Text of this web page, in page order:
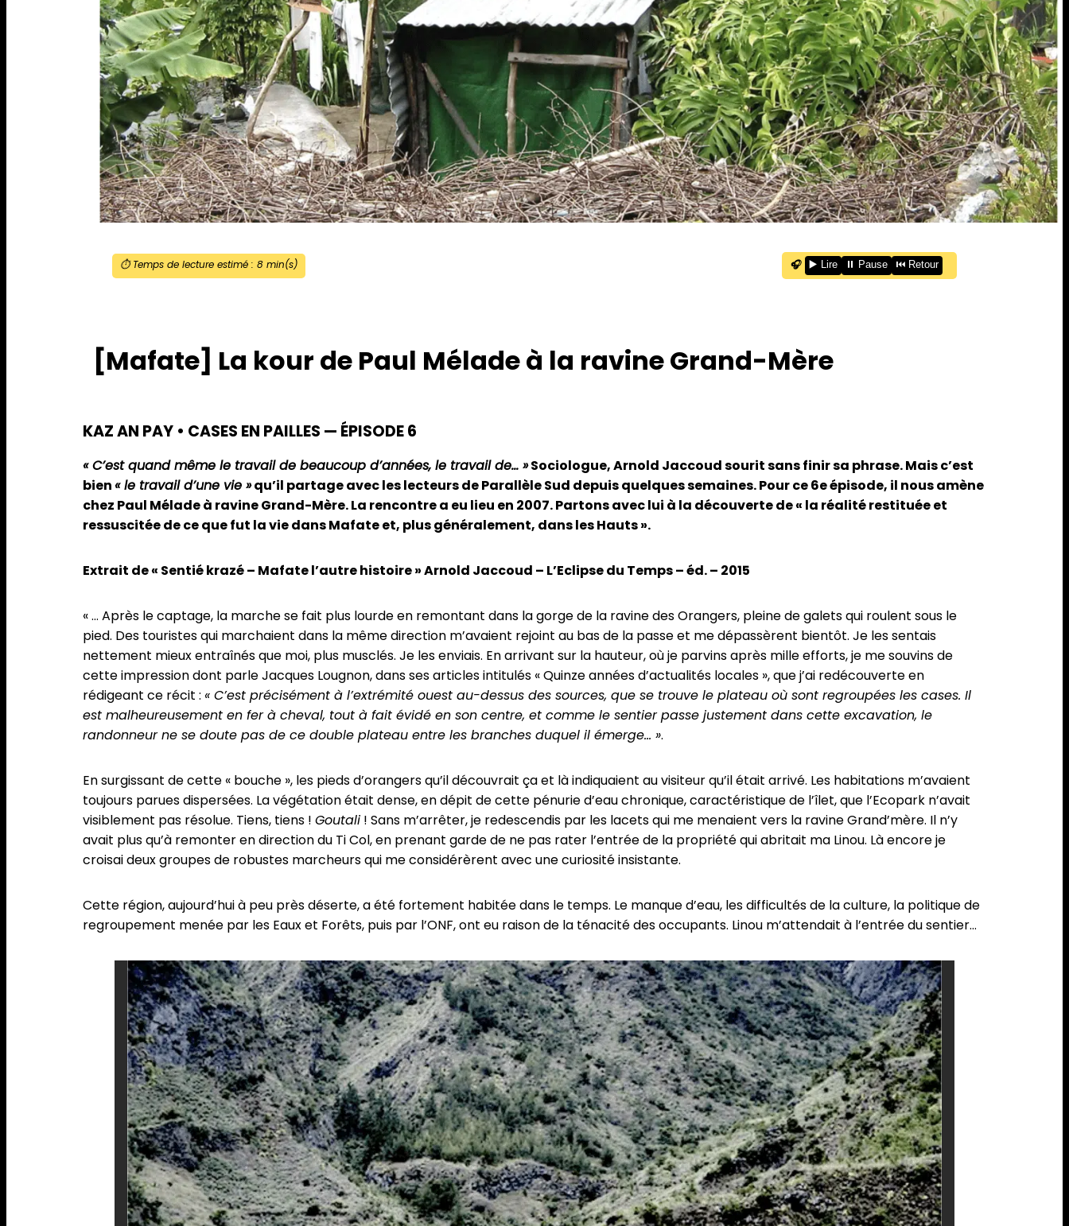
⏱️ Temps de lecture estimé : 8min(s) 🎧 ▶️ Lire ⏸️ Pause ⏮️ Retour
[Mafate] La kour de Paul Mélade à la ravine Grand-Mère
KAZ AN PAY • CASES EN PAILLES — ÉPISODE 6
« C’est quand même le travail de beaucoup d’années, le travail de… »Sociologue, Arnold Jaccoud sourit sans finir sa phrase. Mais c’est
bien« le travail d’une vie »qu’il partage avec les lecteurs de Parallèle Sud depuis quelques semaines. Pour ce 6e épisode, il nous amène
chez Paul Mélade à ravine Grand-Mère. La rencontre a eu lieu en 2007. Partons avec lui à la découverte de « la réalité restituée et
ressuscitée de ce que fut la vie dans Mafate et, plus généralement, dans les Hauts ».
Extrait de « Sentié krazé – Mafate l’autre histoire » Arnold Jaccoud – L’Eclipse du Temps – éd. – 2015
« … Après le captage, la marche se fait plus lourde en remontant dans la gorge de la ravine des Orangers, pleine de galets qui roulent sous le
pied. Des touristes qui marchaient dans la même direction m’avaient rejoint au bas de la passe et me dépassèrent bientôt. Je les sentais
nettement mieux entraînés que moi, plus musclés. Je les enviais. En arrivant sur la hauteur, où je parvins après mille efforts, je me souvins de
cette impression dont parle Jacques Lougnon, dans ses articles intitulés « Quinze années d’actualités locales », que j’ai redécouverte en
rédigeant ce récit : « C’est précisément à l’extrémité ouest au-dessus des sources, que se trouve le plateau où sont regroupées les cases. Il
est malheureusement en fer à cheval, tout à fait évidé en son centre, et comme le sentier passe justement dans cette excavation, le
randonneur ne se doute pas de ce double plateau entre les branches duquel il émerge… ».
En surgissant de cette « bouche », les pieds d’orangers qu’il découvrait ça et là indiquaient au visiteur qu’il était arrivé. Les habitations m’avaient
toujours parues dispersées. La végétation était dense, en dépit de cette pénurie d’eau chronique, caractéristique de l’îlet, que l’Ecopark n’avait
visiblement pas résolue. Tiens, tiens ! Goutali ! Sans m’arrêter, je redescendis par les lacets qui me menaient vers la ravine Grand’mère. Il n’y
avait plus qu’à remonter en direction du Ti Col, en prenant garde de ne pas rater l’entrée de la propriété qui abritait ma Linou. Là encore je
croisai deux groupes de robustes marcheurs qui me considérèrent avec une curiosité insistante.
Cette région, aujourd’hui à peu près déserte, a été fortement habitée dans le temps. Le manque d’eau, les difficultés de la culture, la politique de
regroupement menée par les Eaux et Forêts, puis par l’ONF, ont eu raison de la ténacité des occupants. Linou m’attendait à l’entrée du sentier…